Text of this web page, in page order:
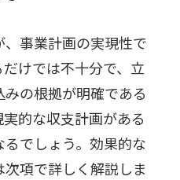
事業計画の実現性で
けでは不十分で、立
の根拠が明確である
的な収支計画がある
でしょう。効果的な
項で詳しく解説しま